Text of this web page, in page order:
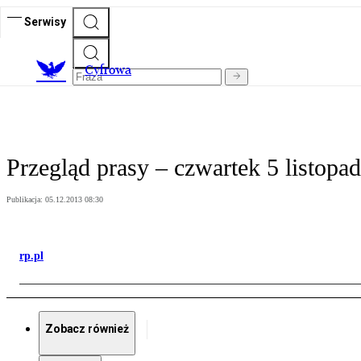
Serwisy
Cyfrowa
Przegląd prasy – czwartek 5
Publikacja: 05.12.2013 08:30
rp.pl
Zobacz również